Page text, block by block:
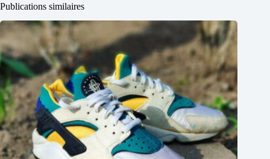
Publications similaires